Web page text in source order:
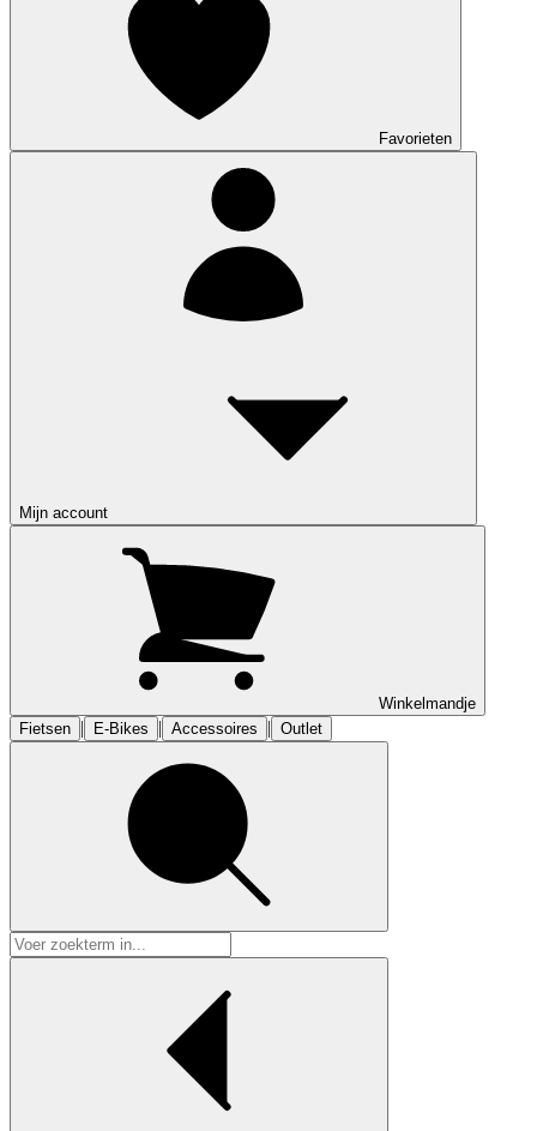
Favorieten
Mijn account
Winkelmandje
Fietsen | E-Bikes | Accessoires | Outlet